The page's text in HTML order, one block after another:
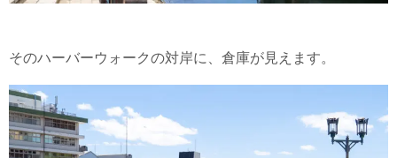
そのハーバーウォークの対岸に、倉庫が見えます。